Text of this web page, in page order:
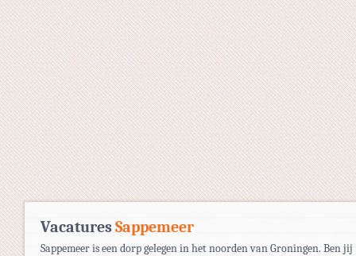
VacaturesSappemeer
Sappemeer is een dorp gelegen in het noorden van Groningen. Ben jij